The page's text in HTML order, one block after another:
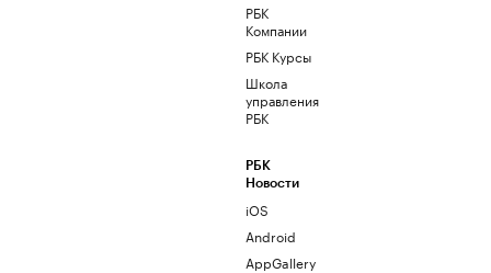
РБК
Компании
РБК Курсы
Школа
управления
РБК
РБК
Новости
iOS
Android
AppGallery